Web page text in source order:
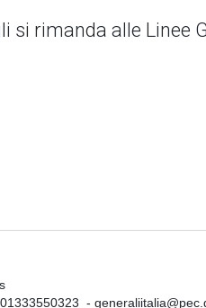
si rimanda alle Linee
-